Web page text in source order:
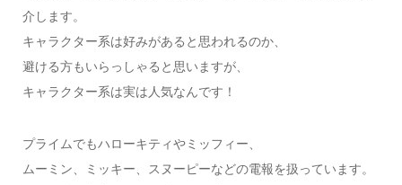
介します。
キャラクター系は好みがあると思われるのか、
避ける方もいらっしゃると思いますが、
キャラクター系は実は人気なんです！
プライムでもハローキティやミッフィー、
ムーミン、ミッキー、スヌーピーなどの電報を扱っています。